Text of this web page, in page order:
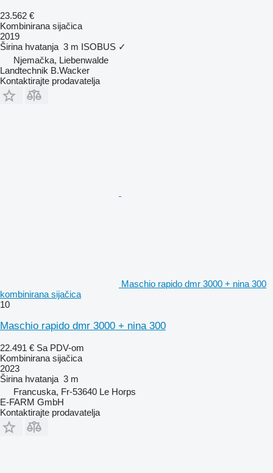
23.562 €
Kombinirana sijačica
2019
Širina hvatanja 3 m ISOBUS ✓
Njemačka, Liebenwalde
Landtechnik B.Wacker
Kontaktirajte prodavatelja
Maschio rapido dmr 3000 + nina 300
kombinirana sijačica
10
Maschio rapido dmr 3000 + nina 300
22.491 € Sa PDV-om
Kombinirana sijačica
2023
Širina hvatanja 3 m
Francuska, Fr-53640 Le Horps
E-FARM GmbH
Kontaktirajte prodavatelja